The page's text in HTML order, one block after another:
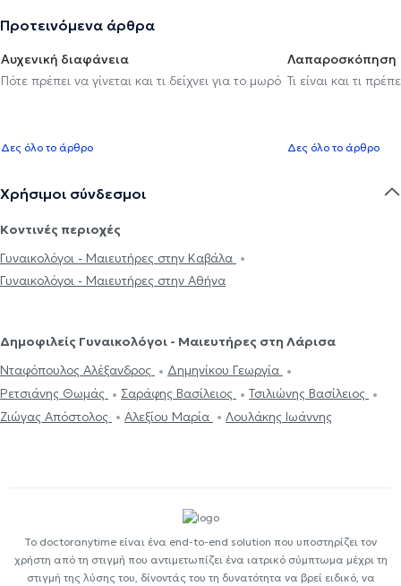
Προτεινόμενα άρθρα
Αυχενική διαφάνεια
Πότε πρέπει να γίνεται και τι δείχνει για το μωρό
Δες όλο το άρθρο
Λαπαροσκόπηση
Τι είναι και τι
Δες όλο το άρθρο
Χρήσιμοι σύνδεσμοι
Κοντινές περιοχές
Γυναικολόγοι - Μαιευτήρες στην Καβάλα
Γυναικολόγοι - Μαιευτήρες στην Αθήνα
Δημοφιλείς Γυναικολόγοι - Μαιευτήρες στη Λάρισα
Νταφόπουλος Αλέξανδρος
Δημηνίκου Γεωργία
Ρετσιάνης Θωμάς
Σαράφης Βασίλειος
Τσιλιώνης Βασίλειος
Ζιώγας Απόστολος
Αλεξίου Μαρία Λουλάκης Ιωάννης
Το doctoranytime είναι ένα end-to-end solution που υποστηρίζει τον
χρήστη από τη στιγμή που αντιμετωπίζει ένα ιατρικό σύμπτωμα μέχρι τη
στιγμή της λύσης του, δίνοντάς του τη δυνατότητα να βρεί ειδικό, να